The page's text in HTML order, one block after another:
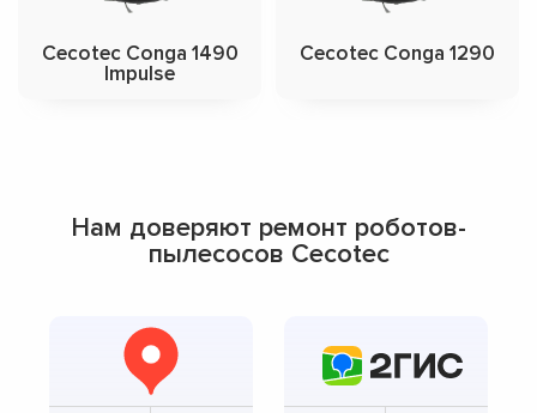
Cecotec Conga 1490
Impulse
Cecotec Conga 1290
Нам доверяют ремонт роботов-
пылесосов Cecotec